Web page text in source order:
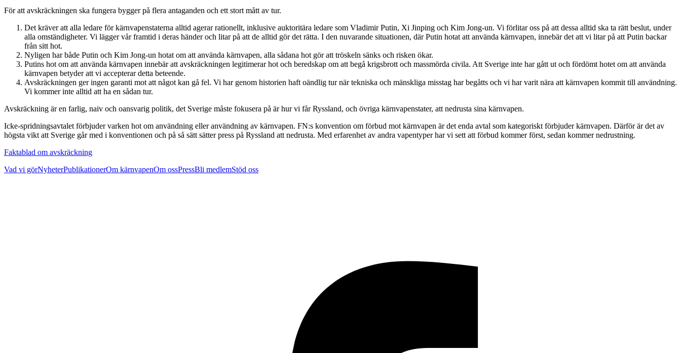
För att avskräckningen ska fungera bygger på flera antaganden och ett stort mått av tur.
Det kräver att alla ledare för kärnvapenstaterna alltid agerar rationellt, inklusive auktoritära ledare som Vladimir Putin, Xi Jinping och Kim Jong-un. Vi förlitar oss på att dessa alltid ska ta rätt beslut, under
alla omständigheter. Vi lägger vår framtid i deras händer och litar på att de alltid gör det rätta. I den nuvarande situationen, där Putin hotat att använda kärnvapen, innebär det att vi litar på att Putin backar
från sitt hot.
Nyligen har både Putin och Kim Jong-un hotat om att använda kärnvapen, alla sådana hot gör att tröskeln sänks och risken ökar.
Putins hot om att använda kärnvapen innebär att avskräckningen legitimerar hot och beredskap om att begå krigsbrott och massmörda civila. Att Sverige inte har gått ut och fördömt hotet om att använda
kärnvapen betyder att vi accepterar detta beteende.
Avskräckningen ger ingen garanti mot att något kan gå fel. Vi har genom historien haft oändlig tur när tekniska och mänskliga misstag har begåtts och vi har varit nära att kärnvapen kommit till användning.
Vi kommer inte alltid att ha en sådan tur.
Avskräckning är en farlig, naiv och oansvarig politik, det Sverige måste fokusera på är hur vi får Ryssland, och övriga kärnvapenstater, att nedrusta sina kärnvapen.
Icke-spridningsavtalet förbjuder varken hot om användning eller användning av kärnvapen. FN:s konvention om förbud mot kärnvapen är det enda avtal som kategoriskt förbjuder kärnvapen. Därför är det av
högsta vikt att Sverige går med i konventionen och på så sätt sätter press på Ryssland att nedrusta. Med erfarenhet av andra vapentyper har vi sett att förbud kommer först, sedan kommer nedrustning.
Faktablad om avskräckning
Vad vi görNyheterPublikationerOm kärnvapenOm ossPressBli medlemStöd oss